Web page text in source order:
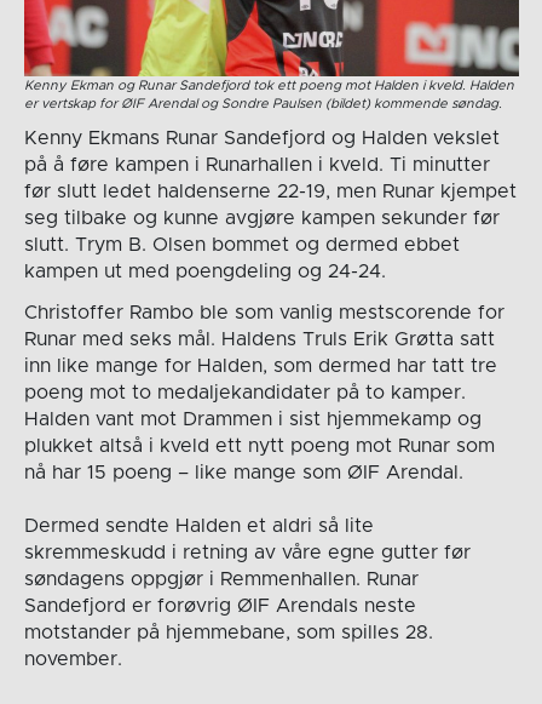
Kenny Ekman og Runar Sandefjord tok ett poeng mot Halden i kveld. Halden
er vertskap for ØIF Arendal og Sondre Paulsen (bildet) kommende søndag.
Kenny Ekmans Runar Sandefjord og Halden vekslet
på å føre kampen i Runarhallen i kveld. Ti minutter
før slutt ledet haldenserne 22-19, men Runar kjempet
seg tilbake og kunne avgjøre kampen sekunder før
slutt. Trym B. Olsen bommet og dermed ebbet
kampen ut med poengdeling og 24-24.
Christoffer Rambo ble som vanlig mestscorende for
Runar med seks mål. Haldens Truls Erik Grøtta satt
inn like mange for Halden, som dermed har tatt tre
poeng mot to medaljekandidater på to kamper.
Halden vant mot Drammen i sist hjemmekamp og
plukket altså i kveld ett nytt poeng mot Runar som
nå har 15 poeng – like mange som ØIF Arendal.
Dermed sendte Halden et aldri så lite
skremmeskudd i retning av våre egne gutter før
søndagens oppgjør i Remmenhallen. Runar
Sandefjord er forøvrig ØIF Arendals neste
motstander på hjemmebane, som spilles 28.
november.